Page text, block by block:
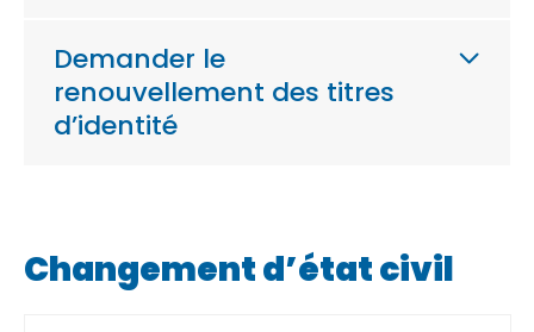
Demander le
renouvellement des titres
d’identité
Changement d’état civil